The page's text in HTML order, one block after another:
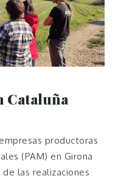
Cataluña
productoras
(PAM) en Girona
las realizaciones